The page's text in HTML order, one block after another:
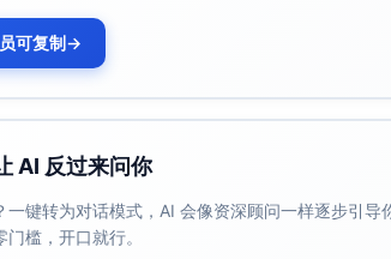
可复制→
AI 反过来问你
一键转为对话模式，AI 会像资深顾问一样逐步引
槛，开口就行。